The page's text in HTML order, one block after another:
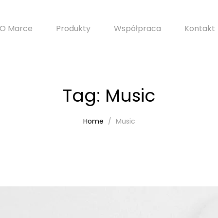
O Marce Produkty Współpraca Kontakt
Tag: Music
Home Music